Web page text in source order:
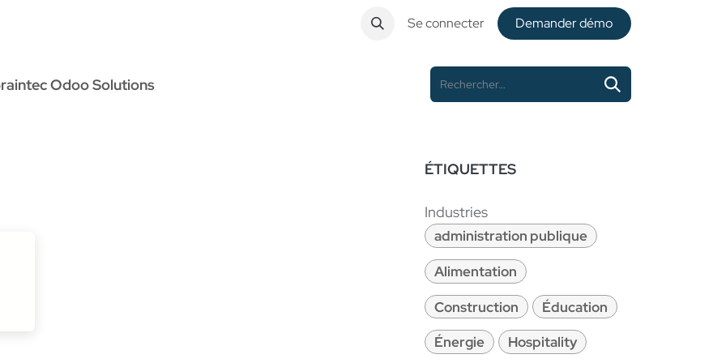
Se connecter De​​mander démo
Odoo Solutions
ÉTIQUETTES
Industries
administration publique
Alimentation
Construction
Éducation
Énergie
Hospitality